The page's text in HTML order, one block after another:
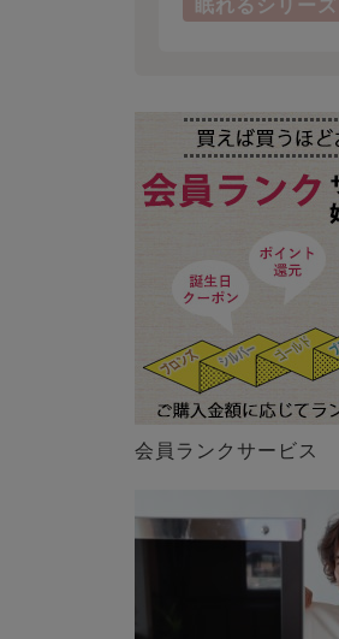
眠れるシリーズ
会員ランクサービス